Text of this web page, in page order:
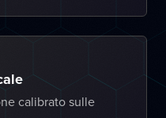
calibrato sulle